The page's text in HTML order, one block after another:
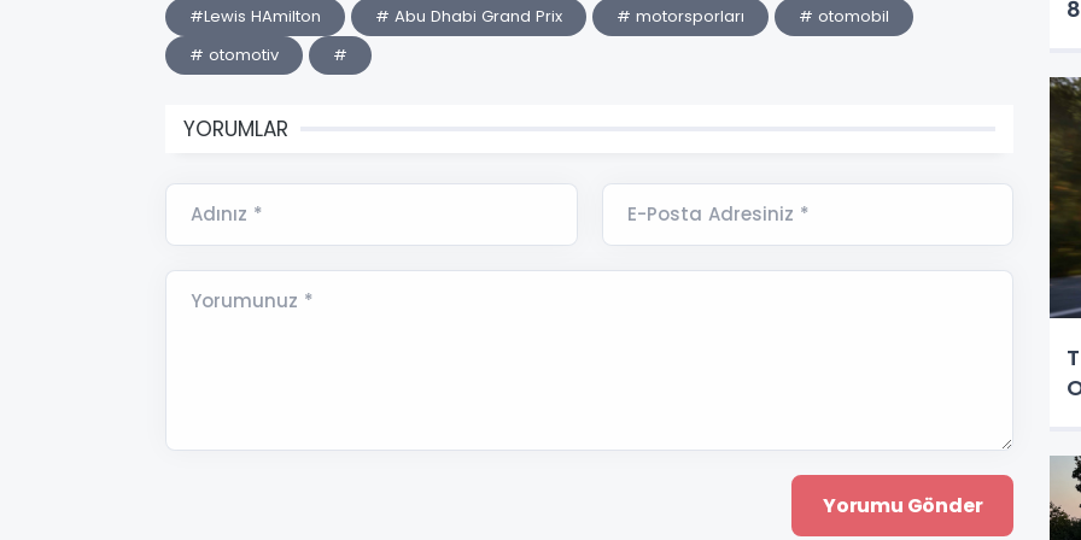
#Lewis HAmilton # Abu Dhabi Grand Prix # motorsporları
# otomobil
# otomotiv
#
YORUMLAR
Adınız * E-Posta Adresiniz *
Yorumunuz *